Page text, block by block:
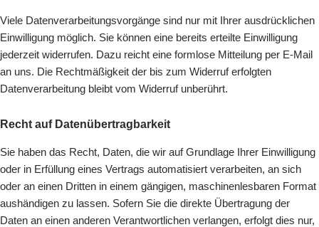
Viele Datenverarbeitungsvorgänge sind nur mit Ihrer ausdrücklichen
Einwilligung möglich. Sie können eine bereits erteilte Einwilligung
jederzeit widerrufen. Dazu reicht eine formlose Mitteilung per E-Mail
an uns. Die Rechtmäßigkeit der bis zum Widerruf erfolgten
Datenverarbeitung bleibt vom Widerruf unberührt.
Recht auf Datenübertragbarkeit
Sie haben das Recht, Daten, die wir auf Grundlage Ihrer Einwilligung
oder in Erfüllung eines Vertrags automatisiert verarbeiten, an sich
oder an einen Dritten in einem gängigen, maschinenlesbaren Format
aushändigen zu lassen. Sofern Sie die direkte Übertragung der
Daten an einen anderen Verantwortlichen verlangen, erfolgt dies nur,